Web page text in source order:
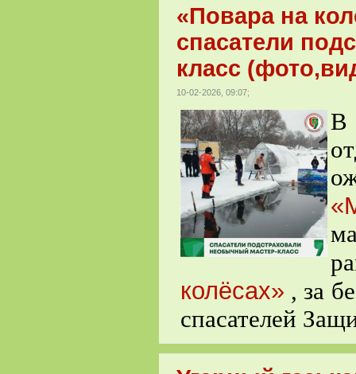
«Повара на
спасатели
класс
10-02-2026, 09:07;
В
колёсах» , за
спасателей